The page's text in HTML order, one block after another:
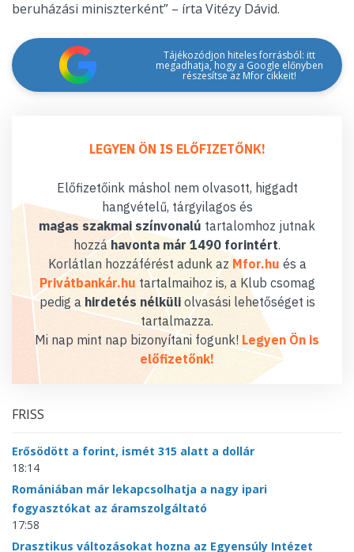
beruházási miniszterként” – írta Vitézy Dávid.
Tájékozódjon hiteles forrásból: itt
megadhatja, hogy a Google előnyben
részesítse az Mfor cikkeit!
LEGYEN ÖN IS ELŐFIZETŐNK!
Előfizetőink máshol nem olvasott, higgadt
hangvételű, tárgyilagos és
magas szakmai színvonalú tartalomhoz jutnak
hozzáhavonta már 1490 forintért.
Korlátlan hozzáférést adunk az Mfor.hu és a
Privátbankár.hu tartalmaihoz is, a Klub csomag
pedig a hirdetés nélküliolvasási lehetőséget is
tartalmazza.
Mi nap mint nap bizonyítani fogunk! Legyen Ön is
előfizetőnk!
FRISS
Erősödött a forint, ismét 315 alatt a dollár
18:14
Romániában már lekapcsolhatja a nagy ipari
fogyasztókat az áramszolgáltató
17:58
Drasztikus változásokat hozna az Egyensúly Intézet